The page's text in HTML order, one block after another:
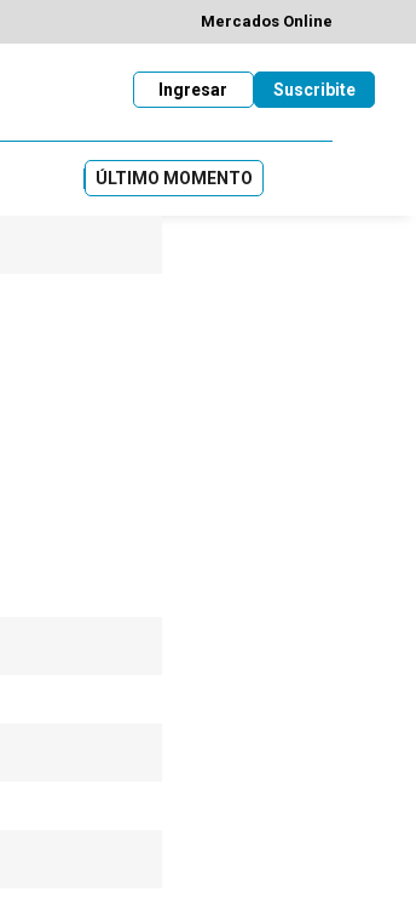
Mercados Online
Suscribite
Ingresar
ÚLTIMO MOMENTO